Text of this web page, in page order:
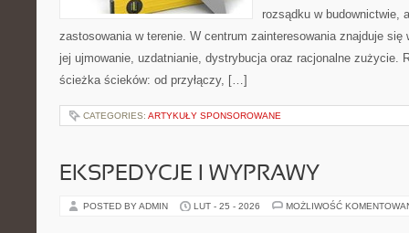
rozsądku w budownictwie,
zastosowania w terenie. W centrum zainteresowania znajduje się
jej ujmowanie, uzdatnianie, dystrybucja oraz racjonalne zużycie.
ścieżka ścieków: od przyłączy, […]
CATEGORIES: ARTYKUŁY SPONSOROWANE
EKSPEDYCJE I WYPRAWY
POSTED BY ADMIN LUT - 25 - 2026 MOŻLIWOŚĆ